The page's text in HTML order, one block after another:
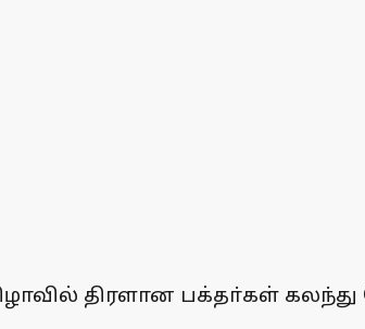
திரளான பக்தா்கள்